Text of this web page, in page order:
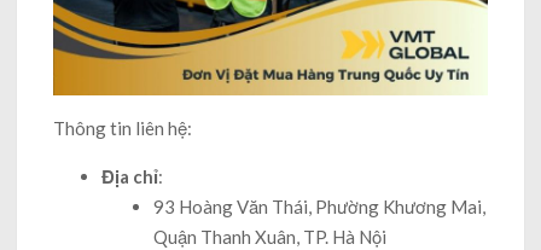
Thông tin liên hệ:
Địa chỉ:
93 Hoàng Văn Thái, Phường Khương Mai,
Quận Thanh Xuân, TP. Hà Nội